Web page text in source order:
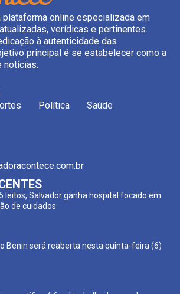
online especializada em
verídicas e pertinentes.
à autenticidade das
principal é se estabelecer como a
notícias.
Política Saúde
leitos, Salvador ganha hospital focado em
de cuidados
Benin será reaberta nesta quinta-feira (6)